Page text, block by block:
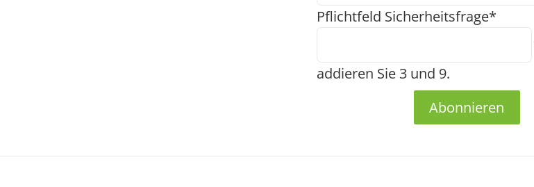
Pflichtfeld Sicherheitsfrage*
addieren Sie 3 und 9.
Abonnieren